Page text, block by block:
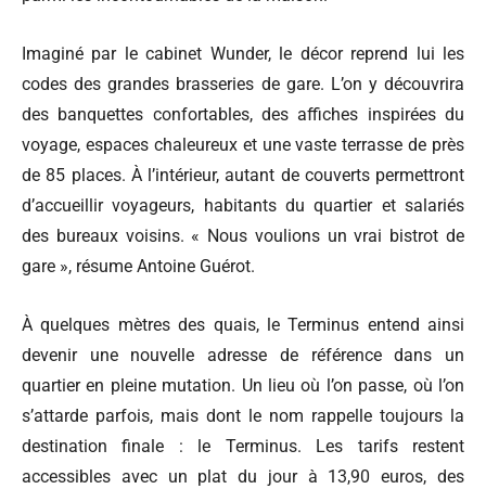
Imaginé par le cabinet Wunder, le décor reprend lui les
codes des grandes brasseries de gare. L’on y découvrira
des banquettes confortables, des affiches inspirées du
voyage, espaces chaleureux et une vaste terrasse de près
de 85 places. À l’intérieur, autant de couverts permettront
d’accueillir voyageurs, habitants du quartier et salariés
des bureaux voisins. « Nous voulions un vrai bistrot de
gare », résume Antoine Guérot.
À quelques mètres des quais, le Terminus entend ainsi
devenir une nouvelle adresse de référence dans un
quartier en pleine mutation. Un lieu où l’on passe, où l’on
s’attarde parfois, mais dont le nom rappelle toujours la
destination finale : le Terminus. Les tarifs restent
accessibles avec un plat du jour à 13,90 euros, des